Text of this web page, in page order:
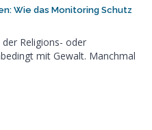
Wie das Monitoring Schutz
Religions- oder
mit Gewalt. Manchmal